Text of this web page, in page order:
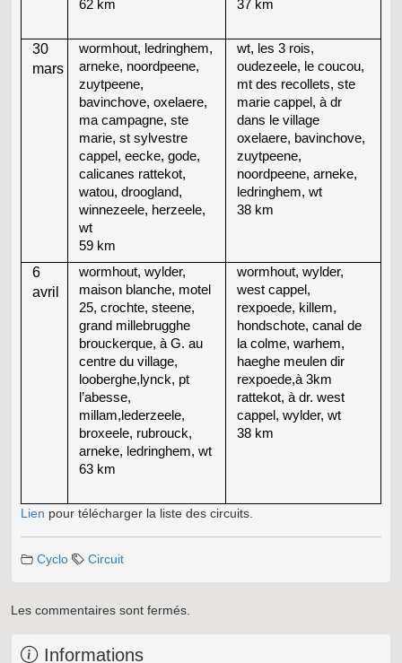
62 km 37 km
30
mars
wormhout, ledringhem,
arneke, noordpeene,
zuytpeene,
bavinchove, oxelaere,
ma campagne, ste
marie, st sylvestre
cappel, eecke, gode,
calicanes rattekot,
watou, droogland,
winnezeele, herzeele,
wt
59 km
wt, les 3 rois,
oudezeele, le coucou,
mt des recollets, ste
marie cappel, à dr
dans le village
oxelaere, bavinchove,
zuytpeene,
noordpeene, arneke,
ledringhem, wt
38 km
6
avril
wormhout, wylder,
maison blanche, motel
25, crochte, steene,
grand millebrugghe
brouckerque, à G. au
centre du village,
looberghe,lynck, pt
l’abesse,
millam,lederzeele,
broxeele, rubrouck,
arneke, ledringhem, wt
63 km
wormhout, wylder,
west cappel,
rexpoede, killem,
hondschote, canal de
la colme, warhem,
haeghe meulen dir
rexpoede,à 3km
rattekot, à dr. west
cappel, wylder, wt
38 km
Lien pour télécharger la liste des circuits.
Cyclo Circuit
Les commentaires sont fermés.
Informations